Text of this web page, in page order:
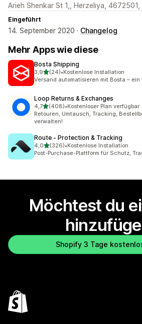
Arieh Shenkar St 1,, Herzeliya, 4672501,
Eingeführt
14. September 2020 · Changelog
Mehr Apps wie diese
Bosta Shipping
3,9von 5 Sternen
(24)
24 Rezensionen insgesamt
•Kostenlose Installation
Versand automatisieren mit Bosta – ein
Loop Returns & Exchanges
4,7von 5 Sternen
(408)
408 Rezensionen insgesamt
•Kostenloser Plan verfügbar
Retouren, Umtausch, Tracking,
verwalten!
Route ‑ Protection & Tracking
4,0von 5 Sternen
(326)
326 Rezensionen insgesamt
•Kostenlose Installation
Post-Purchase-Plattform für Schutz,
Möchtest du
Shopify 3 Tage